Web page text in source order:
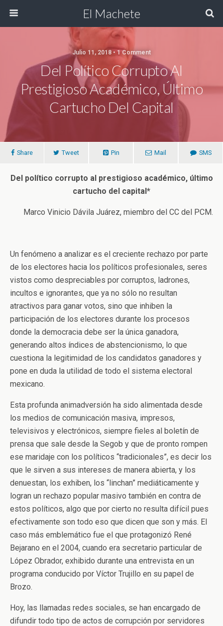
El Machete
Julio 11, 2018 • 1 Comment
Del Político Corrupto Al
Prestigioso Académico, Último
Cartucho Del Capital
Share Tweet Pin Mail SMS
Del político corrupto al prestigioso académico, último
cartucho del capital*
Marco Vinicio Dávila Juárez, miembro del CC del PCM.
Un fenómeno a analizar es el creciente rechazo por parte
de los electores hacia los políticos profesionales, seres
vistos como despreciables por corruptos, ladrones,
incultos e ignorantes, que ya no sólo no resultan
atractivos para ganar votos, sino que inhiben la
participación de los electores durante los procesos
donde la democracia debe ser la única ganadora,
generando altos índices de abstencionismo, lo que
cuestiona la legitimidad de los candidatos ganadores y
pone en duda la utilidad de todo el sistema electoral
mexicano.
Esta profunda animadversión ha sido alimentada desde
los medios de comunicación masiva, impresos,
televisivos y electrónicos, siempre fieles al boletín de
prensa que sale desde la Segob y que de pronto rompen
ese maridaje con los políticos “tradicionales”, es decir los
que le sirven a sus intereses de manera abierta, y los
denuestan, los exhiben, los “linchan” mediáticamente y
logran un rechazo popular masivo también en contra de
estos políticos, algo que por cierto no resulta difícil pues
efectivamente son todo eso que dicen que son y más. El
caso más emblemático fue el que protagonizó René
Bejarano en el 2004, cuando era secretario particular de
López Obrador, exhibido durante una entrevista en un
programa conducido por Víctor Trujillo en su papel de
Brozo.
Hoy, las llamadas redes sociales, se han encargado de
difundir todo tipo de actos de corrupción por servidores